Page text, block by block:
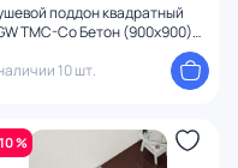
поддон квадратный
TMC-Co Бетон (900x900)
10 шт.
%